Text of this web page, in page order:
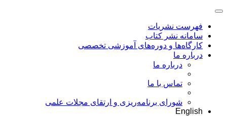
فهرست نشریات
سامانه نشر کتاب
کارگاه‌ها و دوره‌های آموزشی تخصصی
درباره ما
درباره ما
تماس با ما
شورای برنامه‌ریزی و ارتقای مجلات علمی
English